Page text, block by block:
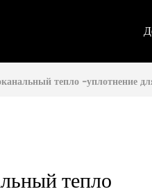
тепло -уплотнение
тепло